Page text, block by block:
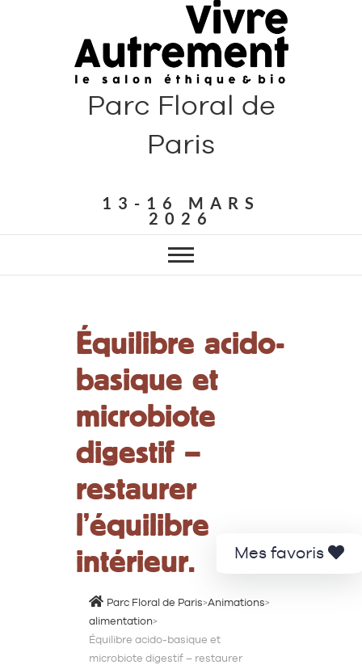
Parc Floral de
Paris
13-16 MARS
2026
Équilibre acido-
basique et
microbiote
digestif –
restaurer
l’équilibre
intérieur.
Parc Floral de Paris>Animations>
alimentation>
Équilibre acido-basique et
microbiote digestif – restaurer
Mes favoris